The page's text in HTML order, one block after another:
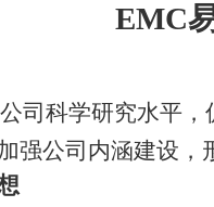
EMC
司科学研究水平
强公司内涵建设